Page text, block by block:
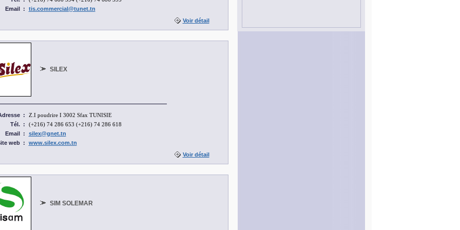
Email
:
tis.commercial@tunet.tn
Voir détail
SILEX
:
Z.I poudrire I 3002 Sfax TUNISIE
Tél.
:
(+216) 74 286 653 (+216) 74 286 618
Email
:
silex@gnet.tn
web
:
www.silex.com.tn
Voir détail
SIM SOLEMAR